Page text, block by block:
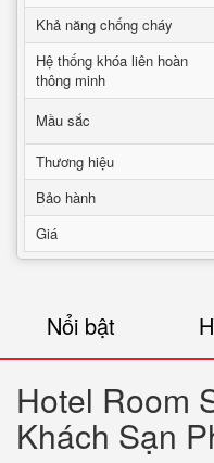
Khả năng chống cháy
Hệ thống khóa liên hoàn
thông minh
Mầu sắc
Thương hiệu
Bảo hành
Giá
Nổi bật
Hotel Room
Khách Sạn